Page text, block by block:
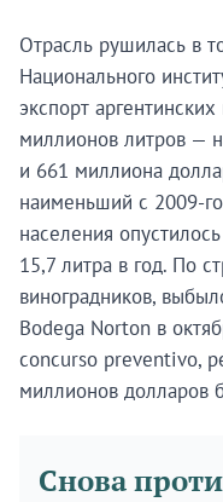
Отрасль рушилась в
Национального
экспорт
миллионов литров —
и 661 миллиона
наименьший с 2009-
населения
15,7 литра в год. По
виноградников,
Bodega Norton в
concurso preventivo,
миллионов долларов
Снова